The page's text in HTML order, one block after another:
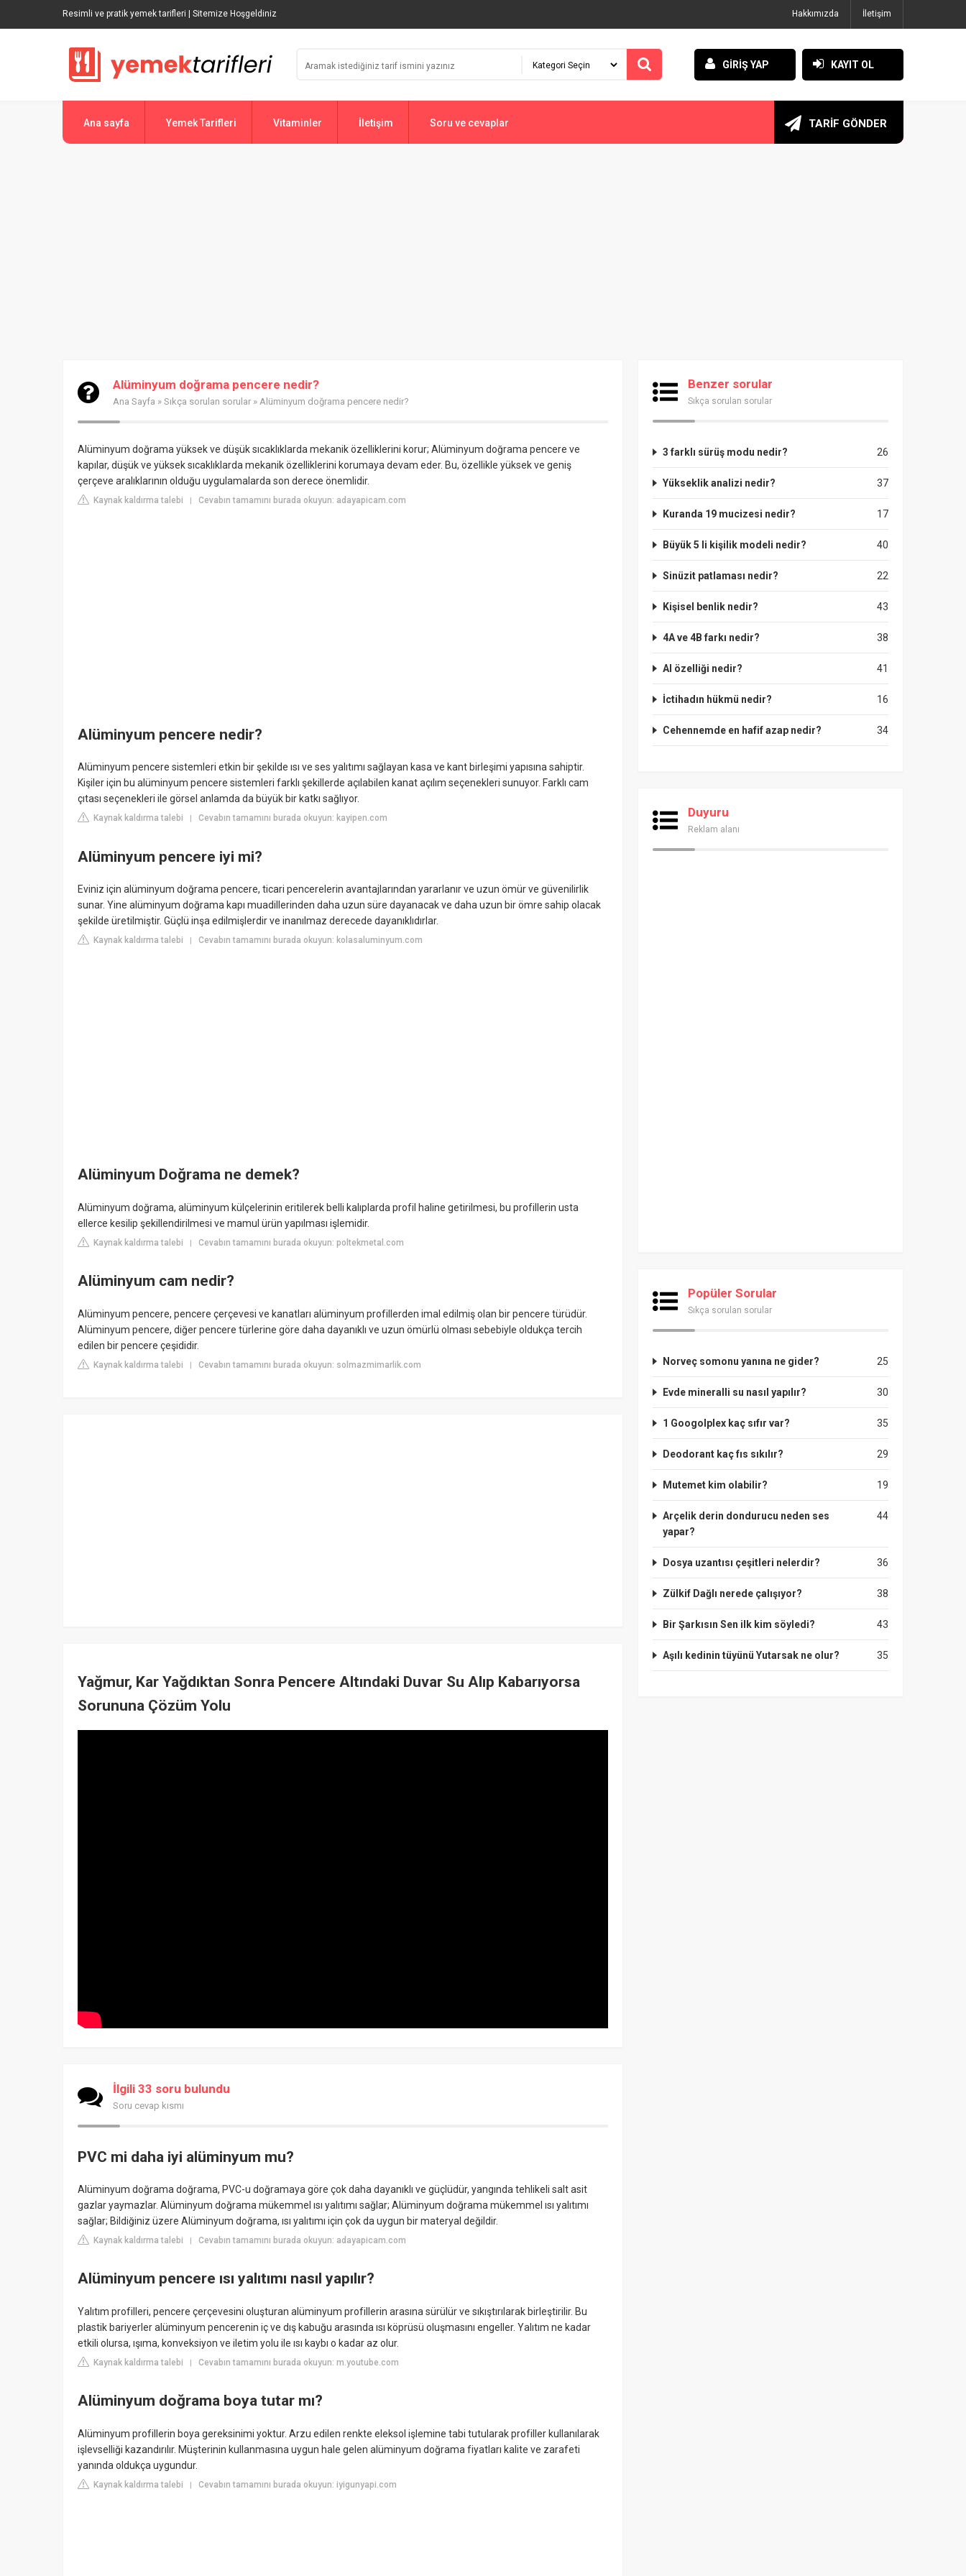
Resimli ve pratik yemek tarifleri | Sitemize Hoşgeldiniz Hakkımızda İletişim
GİRİŞ YAP KAYIT OL
Ana sayfa Yemek Tarifleri Vitaminler İletişim Soru ve cevaplar TARİF GÖNDER
Alüminyum doğrama pencere nedir?
Ana Sayfa » Sıkça sorulan sorular » Alüminyum doğrama pencere nedir?
Alüminyum doğrama yüksek ve düşük sıcaklıklarda mekanik özelliklerini korur; Alüminyum doğrama pencere ve
kapılar, düşük ve yüksek sıcaklıklarda mekanik özelliklerini korumaya devam eder. Bu, özellikle yüksek ve geniş
çerçeve aralıklarının olduğu uygulamalarda son derece önemlidir.
Kaynak kaldırma talebi | Cevabın tamamını burada okuyun: adayapicam.com
Alüminyum pencere nedir?
Alüminyum pencere sistemleri etkin bir şekilde ısı ve ses yalıtımı sağlayan kasa ve kant birleşimi yapısına sahiptir.
Kişiler için bu alüminyum pencere sistemleri farklı şekillerde açılabilen kanat açılım seçenekleri sunuyor. Farklı cam
çıtası seçenekleri ile görsel anlamda da büyük bir katkı sağlıyor.
Kaynak kaldırma talebi Cevabın tamamını burada okuyun: kayipen.com
Alüminyum pencere iyi mi?
Eviniz için alüminyum doğrama pencere, ticari pencerelerin avantajlarından yararlanır ve uzun ömür ve güvenilirlik
sunar. Yine alüminyum doğrama kapı muadillerinden daha uzun süre dayanacak ve daha uzun bir ömre sahip olacak
şekilde üretilmiştir. Güçlü inşa edilmişlerdir ve inanılmaz derecede dayanıklıdırlar.
Kaynak kaldırma talebi Cevabın tamamını burada okuyun: kolasaluminyum.com
Alüminyum Doğrama ne demek?
Alüminyum doğrama, alüminyum külçelerinin eritilerek belli kalıplarda profil haline getirilmesi, bu profillerin usta
ellerce kesilip şekillendirilmesi ve mamul ürün yapılması işlemidir.
Kaynak kaldırma talebi | Cevabın tamamını burada okuyun: poltekmetal.com
Alüminyum cam nedir?
Alüminyum pencere, pencere çerçevesi ve kanatları alüminyum profillerden imal edilmiş olan bir pencere türüdür.
Alüminyum pencere, diğer pencere türlerine göre daha dayanıklı ve uzun ömürlü olması sebebiyle oldukça tercih
edilen bir pencere çeşididir.
Kaynak kaldırma talebi | Cevabın tamamını burada okuyun: solmazmimarlik.com
Yağmur, Kar Yağdıktan Sonra Pencere Altındaki Duvar Su Alıp Kabarıyorsa
Sorununa Çözüm Yolu
İlgili 33 soru bulundu
Soru cevap kısmı
PVC mi daha iyi alüminyum mu?
Alüminyum doğrama doğrama, PVC-u doğramaya göre çok daha dayanıklı ve güçlüdür, yangında tehlikeli salt asit
gazlar yaymazlar. Alüminyum doğrama mükemmel ısı yalıtımı sağlar; Alüminyum doğrama mükemmel ısı yalıtımı
sağlar; Bildiğiniz üzere Alüminyum doğrama, ısı yalıtımı için çok da uygun bir materyal değildir.
Kaynak kaldırma talebi | Cevabın tamamını burada okuyun: adayapicam.com
Alüminyum pencere ısı yalıtımı nasıl yapılır?
Yalıtım profilleri, pencere çerçevesini oluşturan alüminyum profillerin arasına sürülür ve sıkıştırılarak birleştirilir. Bu
plastik bariyerler alüminyum pencerenin iç ve dış kabuğu arasında ısı köprüsü oluşmasını engeller. Yalıtım ne kadar
etkili olursa, ışıma, konveksiyon ve iletim yolu ile ısı kaybı o kadar az olur.
Kaynak kaldırma talebi | Cevabın tamamını burada okuyun: m.youtube.com
Alüminyum doğrama boya tutar mı?
Alüminyum profillerin boya gereksinimi yoktur. Arzu edilen renkte eleksol işlemine tabi tutularak profiller kullanılarak
işlevselliği kazandırılır. Müşterinin kullanmasına uygun hale gelen alüminyum doğrama fiyatları kalite ve zarafeti
yanında oldukça uygundur.
Kaynak kaldırma talebi | Cevabın tamamını burada okuyun: iyigunyapi.com
Benzer sorular
Sıkça sorulan sorular
26
3 farklı sürüş modu nedir?
37
Yükseklik analizi nedir?
17
Kuranda 19 mucizesi nedir?
40
Büyük 5 li kişilik modeli nedir?
22
Sinüzit patlaması nedir?
43
Kişisel benlik nedir?
38
4A ve 4B farkı nedir?
41
Al özelliği nedir?
16
İctihadın hükmü nedir?
34
Cehennemde en hafif azap nedir?
Duyuru
Reklam alanı
Popüler Sorular
Sıkça sorulan sorular
25
Norveç somonu yanına ne gider?
30
Evde mineralli su nasıl yapılır?
35
1 Googolplex kaç sıfır var?
29
Deodorant kaç fıs sıkılır?
19
Mutemet kim olabilir?
44
Arçelik derin dondurucu neden ses
yapar?
36
Dosya uzantısı çeşitleri nelerdir?
38
Zülkif Dağlı nerede çalışıyor?
43
Bir Şarkısın Sen ilk kim söyledi?
35
Aşılı kedinin tüyünü Yutarsak ne olur?